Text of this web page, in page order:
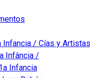
/ Cías y
Infância /
Infancia